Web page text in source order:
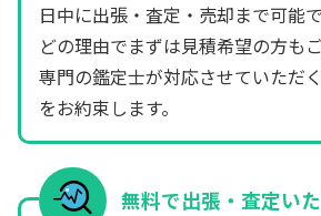
日中に出張・査定・売却まで可能
どの理由でまずは見積希望の方も
専門の鑑定士が対応させていただ
をお約束します。
無料で出張・査定い